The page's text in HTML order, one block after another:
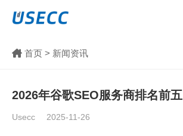
首页 > 新闻资讯
2026年谷歌SEO服务商排名前五
Usecc 2025-11-26